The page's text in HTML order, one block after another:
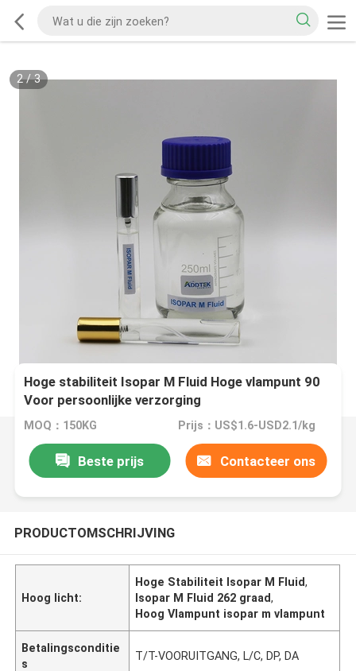
2/3
Hoge stabiliteit Isopar M Fluid Hoge vlampunt 90
Voor persoonlijke verzorging
MOQ：150KG Prijs：US$1.6-USD2.1/kg
Beste prijs Contacteer ons
PRODUCTOMSCHRIJVING
Hoog licht:
Hoge Stabiliteit Isopar M Fluid,
Isopar M Fluid 262 graad,
Hoog Vlampunt isopar m vlampunt
Betalingsconditie
s
T/T-VOORUITGANG, L/C, DP, DA